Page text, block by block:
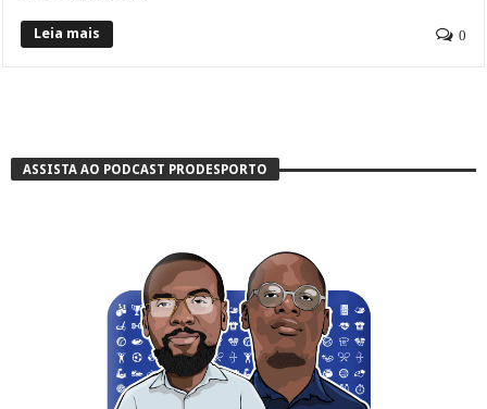
Leia mais 0
ASSISTA AO PODCAST PRODESPORTO